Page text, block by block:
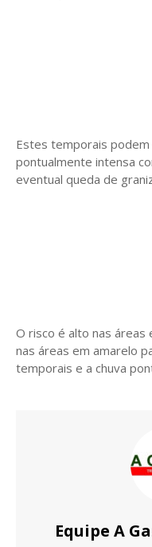
Estes temporais podem
pontualmente intensa
eventual queda de
O risco é alto nas áreas
nas áreas em amarelo
temporais e a chuva
Equipe A